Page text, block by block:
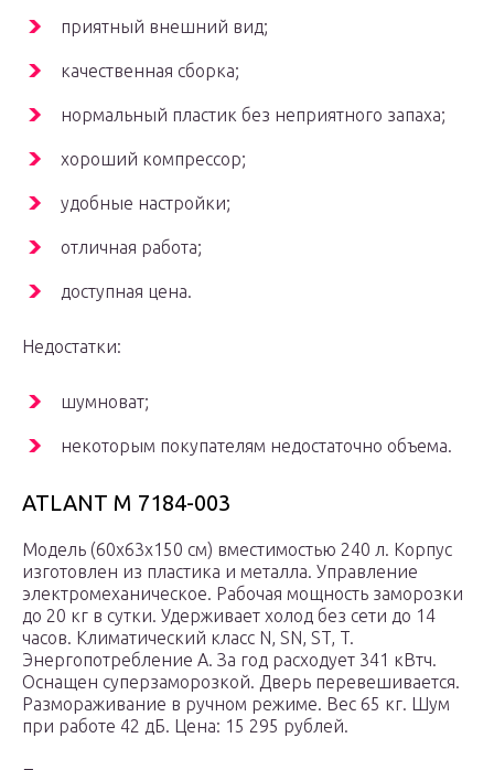
приятный внешний вид;
качественная сборка;
нормальный пластик без неприятного запаха;
хороший компрессор;
удобные настройки;
отличная работа;
доступная цена.
Недостатки:
шумноват;
некоторым покупателям недостаточно объема.
ATLANT М 7184-003
Модель (60х63х150 см) вместимостью 240 л. Корпус
изготовлен из пластика и металла. Управление
электромеханическое. Рабочая мощность заморозки
до 20 кг в сутки. Удерживает холод без сети до 14
часов. Климатический класс N, SN, ST, T.
Энергопотребление А. За год расходует 341 кВтч.
Оснащен суперзаморозкой. Дверь перевешивается.
Размораживание в ручном режиме. Вес 65 кг. Шум
при работе 42 дБ. Цена: 15 295 рублей.